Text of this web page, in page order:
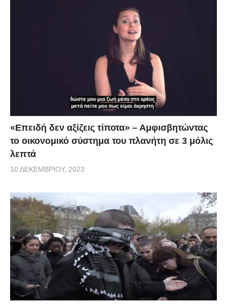
«Επειδή δεν αξίζεις τίποτα» – Αμφισβητώντας
το οικονομικό σύστημα του πλανήτη σε 3 μόλις
λεπτά
10 ΔΕΚΕΜΒΡΊΟΥ, 2023